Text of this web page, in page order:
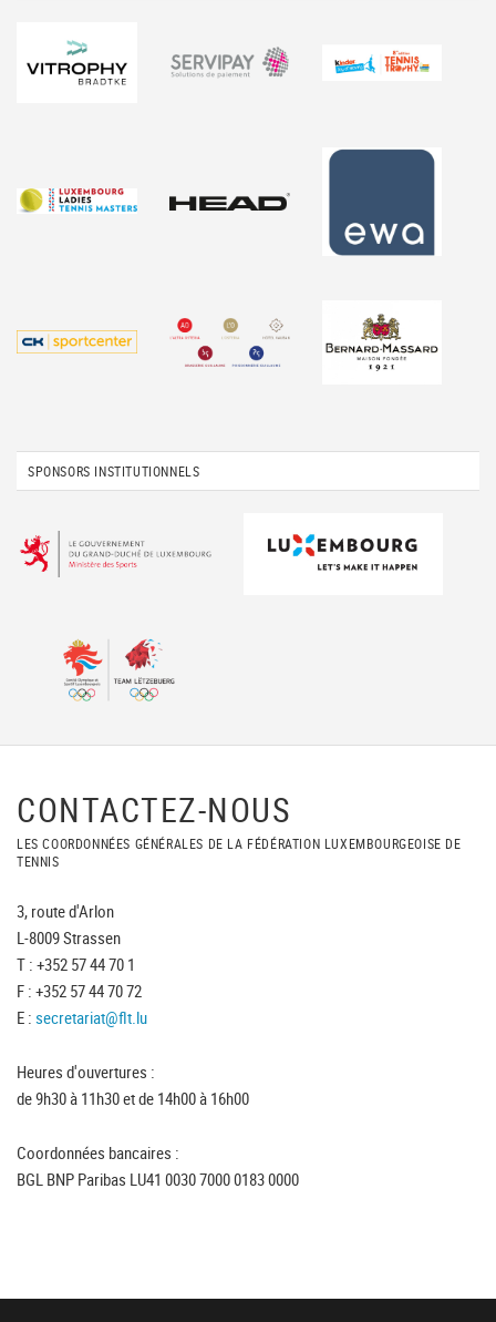
SPONSORS INSTITUTIONNELS
CONTACTEZ-NOUS
LES COORDONNÉES GÉNÉRALES DE LA FÉDÉRATION LUXEMBOURGEOISE DE
TENNIS
3, route d'Arlon
L-8009 Strassen
T : +352 57 44 70 1
F : +352 57 44 70 72
E : secretariat@flt.lu
Heures d'ouvertures :
de 9h30 à 11h30 et de 14h00 à 16h00
Coordonnées bancaires :
BGL BNP Paribas LU41 0030 7000 0183 0000